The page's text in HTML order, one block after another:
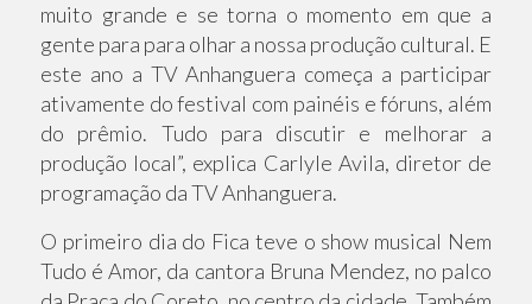
muito grande e se torna o momento em que a
gente para para olhar a nossa produção cultural. E
este ano a TV Anhanguera começa a participar
ativamente do festival com painéis e fóruns, além
do prêmio. Tudo para discutir e melhorar a
produção local”, explica Carlyle Avila, diretor de
programação da TV Anhanguera.
O primeiro dia do Fica teve o show musical Nem
Tudo é Amor, da cantora Bruna Mendez, no palco